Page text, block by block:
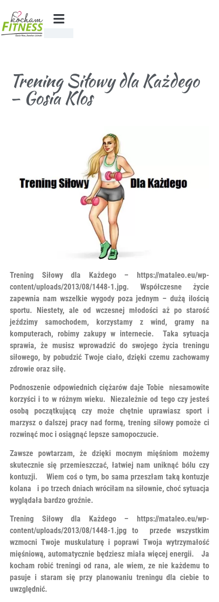
Trening Siłowy dla Każdego
– Gosia Klos
Trening Siłowy dla Każdego – https://mataleo.eu/wp-
content/uploads/2013/08/1448-1.jpg. Współczesne życie
zapewnia nam wszelkie wygody poza jednym – dużą ilością
sportu. Niestety, ale od wczesnej młodości aż po starość
jeździmy samochodem, korzystamy z wind, gramy na
komputerach, robimy zakupy w internecie. Taka sytuacja
sprawia, że musisz wprowadzić do swojego życia treningu
siłowego, by pobudzić Twoje ciało, dzięki czemu zachowamy
zdrowie oraz siłę.
Podnoszenie odpowiednich ciężarów daje Tobie niesamowite
korzyści i to w różnym wieku. Niezależnie od tego czy jesteś
osobą początkującą czy może chętnie uprawiasz sport i
marzysz o dalszej pracy nad formą, trening siłowy pomoże ci
rozwinąć moc i osiągnąć lepsze samopoczucie.
Zawsze powtarzam, że dzięki mocnym mięśniom możemy
skutecznie się przemieszczać, łatwiej nam uniknąć bólu czy
kontuzji. Wiem coś o tym, bo sama przeszłam taką kontuzje
kolana i po trzech dniach wróciłam na siłownie, choć sytuacja
wyglądała bardzo groźnie.
Trening Siłowy dla Każdego – https://mataleo.eu/wp-
content/uploads/2013/08/1448-1.jpg to przede wszystkim
wzmocni Twoje muskulaturę i poprawi Twoja wytrzymałość
mięśniową, automatycznie będziesz miała więcej energii. Ja
kocham robić treningi od rana, ale wiem, ze nie każdemu to
pasuje i staram się przy planowaniu treningu dla ciebie to
uwzględnić.